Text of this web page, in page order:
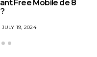
Free Mobile de 8
JULY 19, 2024